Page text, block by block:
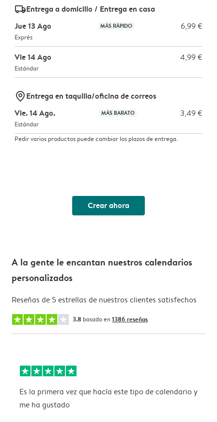
delivery_standard_v2Entrega a domicilio / Entrega en casa
Jue 13 Ago
MÁS RÁPIDO 6,99 €
Exprés
Vie 14 Ago 4,99 €
Estándar
marker-pinEntrega en taquilla/oficina de correos
Vie. 14 Ago.
MÁS BARATO 3,49 €
Estándar
Pedir varios productos puede cambiar los plazos de entrega.
Crear ahora
A la gente le encantan nuestros calendarios
personalizados
Reseñas de 5 estrellas de nuestros clientes satisfechos
3.8 basado en 1386 reseñas
Es la primera vez que hacía este tipo de calendario y
me ha gustado